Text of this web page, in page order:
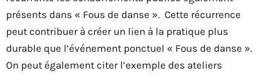
présents dans « Fous de danse ». Cette récurrence
peut contribuer à créer un lien à la pratique plus
durable que l’événement ponctuel « Fous de danse ».
On peut également citer l’exemple des ateliers